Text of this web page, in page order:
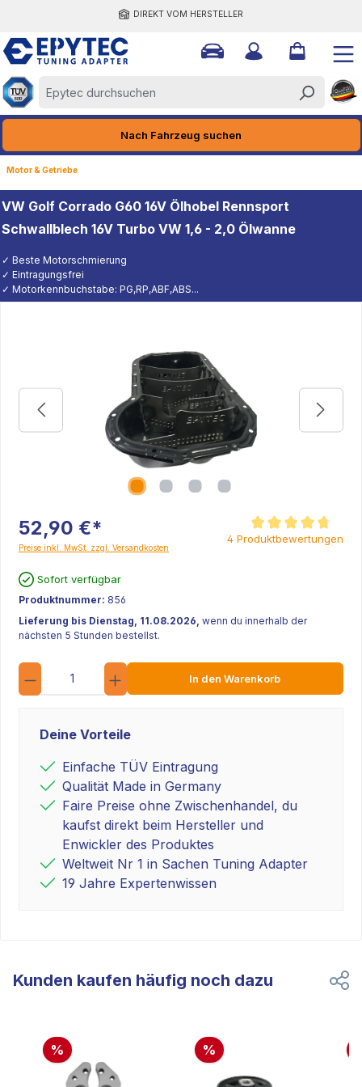
DIREKT VOM HERSTELLER
Nach Fahrzeug suchen
Motor & Getriebe
VW Golf Corrado G60 16V Ölhobel Rennsport
Schwallblech 16V Turbo VW 1,6 - 2,0 Ölwanne
✓ Beste Motorschmierung
✓ Eintragungsfrei
✓ Motorkennbuchstabe: PG,RP,ABF,ABS...
52,90 €*
Preise inkl. MwSt. zzgl. Versandkosten
Durchschnittliche
4 Produktbewertungen
Sofort verfügbar
Produktnummer: 856
Lieferung bis Dienstag, 11.08.2026, wenn du innerhalb der
nächsten 5 Stunden bestellst.
Anzahl
In den Warenkorb
Deine Vorteile
Einfache TÜV Eintragung
Qualität Made in Germany
Faire Preise ohne Zwischenhandel, du
kaufst direkt beim Hersteller und
Enwickler des Produktes
Weltweit Nr 1 in Sachen Tuning Adapter
19 Jahre Expertenwissen
Kunden kaufen häufig noch dazu
% %